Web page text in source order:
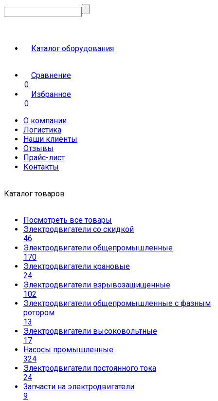
Каталог оборудования
Сравнение
0
Избранное
0
О компании
Логистика
Наши клиенты
Отзывы
Прайс-лист
Контакты
Каталог товаров
Посмотреть все товары
Электродвигатели со скидкой
46
Электродвигатели общепромышленные
170
Электродвигатели крановые
24
Электродвигатели взрывозащищенные
102
Электродвигатели общепромышленные с фазным
ротором
13
Электродвигатели высоковольтные
17
Насосы промышленные
324
Электродвигатели постоянного тока
24
Запчасти на электродвигатели
9